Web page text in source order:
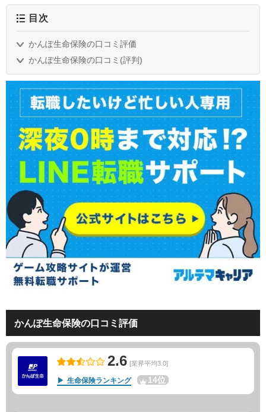
目次
かんぽ生命保険の口コミ評価
かんぽ生命保険の口コミ(評判)
かんぽ生命保険の口コミ評価
2.6 [業界平均3.0]
生命保険ランキング 14位